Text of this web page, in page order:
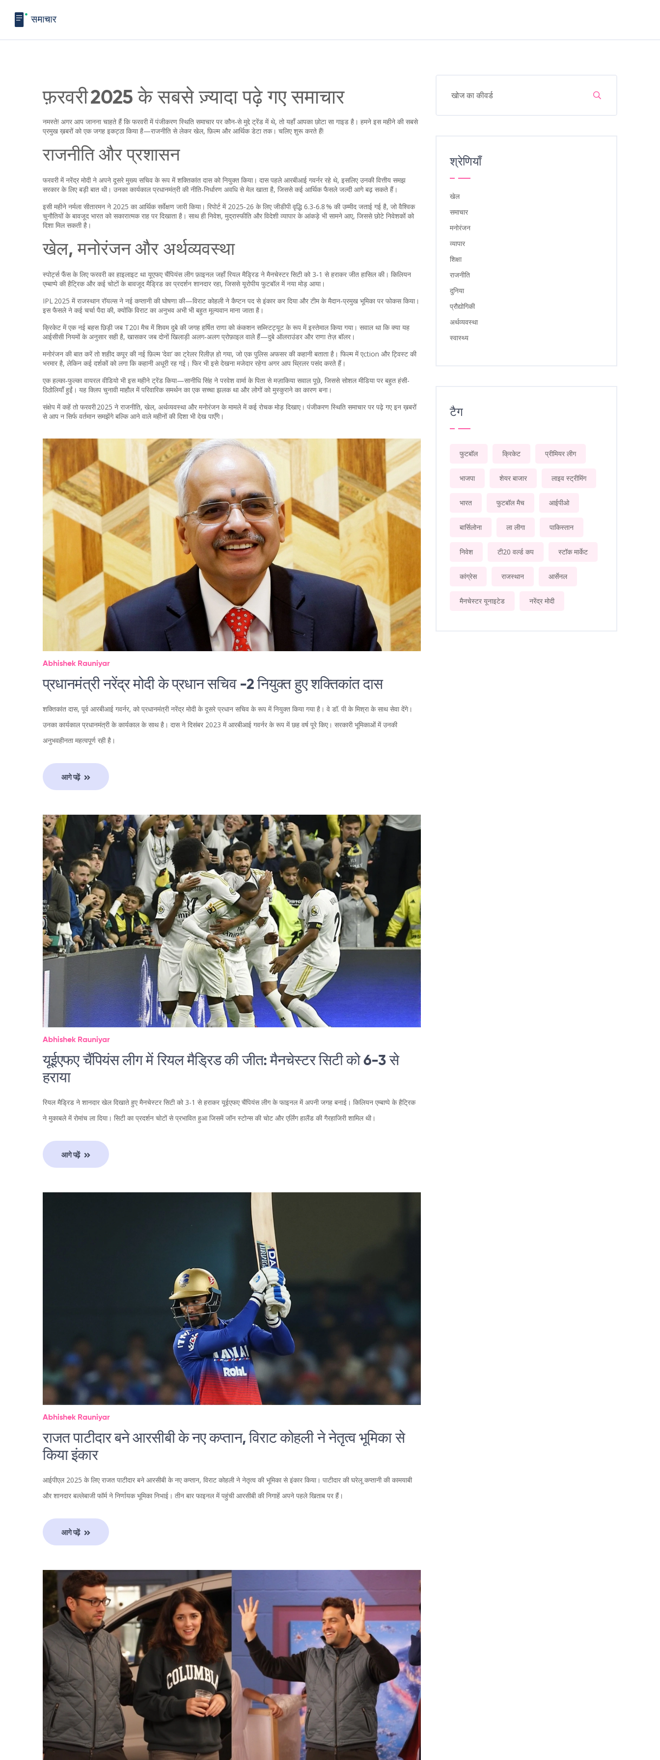
फ़रवरी 2025 के सबसे ज़्यादा पढ़े गए समाचार
नमस्ते! अगर आप जानना चाहते हैं कि फरवरी में पंजीकरण स्थिति समाचार पर कौन‑से मुद्दे ट्रेंड में थे, तो यहाँ आपका छोटा सा गाइड है। हमने इस महीने की सबसे
प्रमुख ख़बरों को एक जगह इकट्ठा किया है—राजनीति से लेकर खेल, फ़िल्म और आर्थिक डेटा तक। चलिए शुरू करते हैं!
राजनीति और प्रशासन
फरवरी में नरेंद्र मोदी ने अपने दूसरे मुख्य सचिव के रूप में शक्तिकांत दास को नियुक्त किया। दास पहले आरबीआई गवर्नर रहे थे, इसलिए उनकी वित्तीय समझ
सरकार के लिए बड़ी बात थी। उनका कार्यकाल प्रधानमंत्री की नीति‑निर्धारण अवधि से मेल खाता है, जिससे कई आर्थिक फैसले जल्दी आगे बढ़ सकते हैं।
इसी महीने नर्मला सीतारमन ने 2025 का आर्थिक सर्वेक्षण जारी किया। रिपोर्ट में 2025‑26 के लिए जीडीपी वृद्धि 6.3‑6.8 % की उम्मीद जताई गई है, जो वैश्विक
चुनौतियों के बावजूद भारत को सकारात्मक राह पर दिखाता है। साथ ही निवेश, मुद्रास्फीति और विदेशी व्यापार के आंकड़े भी सामने आए, जिससे छोटे निवेशकों को
दिशा मिल सकती है।
खेल, मनोरंजन और अर्थव्यवस्था
स्पोर्ट्स फैंस के लिए फरवरी का हाइलाइट था यूएफए चैंपियंस लीग फ़ाइनल जहाँ रियल मैड्रिड ने मैनचेस्टर सिटी को 3‑1 से हराकर जीत हासिल की। किलियन
एम्बाप्पे की हैट्रिक और कई चोटों के बावजूद मैड्रिड का प्रदर्शन शानदार रहा, जिससे यूरोपीय फुटबॉल में नया मोड़ आया।
IPL 2025 में राजस्थान रॉयल्स ने नई कप्तानी की घोषणा की—विराट कोहली ने कैप्टन पद से इंकार कर दिया और टीम के मैदान‑प्रमुख भूमिका पर फोकस किया।
इस फैसले ने कई चर्चा पैदा की, क्योंकि विराट का अनुभव अभी भी बहुत मूल्यवान माना जाता है।
क्रिकेट में एक नई बहस छिड़ी जब T20I मैच में शिवम दुबे की जगह हर्षित राणा को कंकशन सब्स्टिट्यूट के रूप में इस्तेमाल किया गया। सवाल था कि क्या यह
आईसीसी नियमों के अनुसार सही है, खासकर जब दोनों खिलाड़ी अलग‑अलग प्रोफ़ाइल वाले हैं—दुबे ऑलराउंडर और राणा तेज़ बॉलर।
मनोरंजन की बात करें तो शहीद कपूर की नई फ़िल्म ‘देवा’ का ट्रेलर रिलीज़ हो गया, जो एक पुलिस अफसर की कहानी बताता है। फिल्म में एction और ट्विस्ट की
भरमार है, लेकिन कई दर्शकों को लगा कि कहानी अधूरी रह गई। फिर भी इसे देखना मजेदार रहेगा अगर आप थ्रिलर पसंद करते हैं।
एक हल्का‑फुल्का वायरल वीडियो भी इस महीने ट्रेंड किया—सानीधि सिंह ने परवेश वार्मा के पिता से मज़ाकिया सवाल पूछे, जिससे सोशल मीडिया पर बहुत हंसी-
ठिठोलियाँ हुईं। यह क्लिप चुनावी माहौल में परिवारिक समर्थन का एक सच्चा झलक था और लोगों को मुस्कुराने का कारण बना।
संक्षेप में कहें तो फरवरी 2025 ने राजनीति, खेल, अर्थव्यवस्था और मनोरंजन के मामले में कई रोचक मोड़ दिखाए। पंजीकरण स्थिति समाचार पर पढ़े गए इन ख़बरों
से आप न सिर्फ वर्तमान समझेंगे बल्कि आने वाले महीनों की दिशा भी देख पाएँगे।
Abhishek Rauniyar
प्रधानमंत्री नरेंद्र मोदी के प्रधान सचिव -2 नियुक्त हुए शक्तिकांत दास
शक्तिकांत दास, पूर्व आरबीआई गवर्नर, को प्रधानमंत्री नरेंद्र मोदी के दूसरे प्रधान सचिव के रूप में नियुक्त किया गया है। वे डॉ. पी के मिश्रा के साथ सेवा देंगे।
उनका कार्यकाल प्रधानमंत्री के कार्यकाल के साथ है। दास ने दिसंबर 2023 में आरबीआई गवर्नर के रूप में छह वर्ष पूरे किए। सरकारी भूमिकाओं में उनकी
अनुभवहीनता महत्वपूर्ण रही है।
आगे पढ़ें
Abhishek Rauniyar
यूईएफए चैंपियंस लीग में रियल मैड्रिड की जीत: मैनचेस्टर सिटी को 6-3 से
हराया
रियल मैड्रिड ने शानदार खेल दिखाते हुए मैनचेस्टर सिटी को 3-1 से हराकर यूईएफए चैंपियंस लीग के फाइनल में अपनी जगह बनाई। किलियन एम्बाप्पे के हैट्रिक
ने मुकाबले में रोमांच ला दिया। सिटी का प्रदर्शन चोटों से प्रभावित हुआ जिसमें जॉन स्टोन्स की चोट और एर्लिंग हालैंड की गैरहाजिरी शामिल थी।
आगे पढ़ें
Abhishek Rauniyar
राजत पाटीदार बने आरसीबी के नए कप्तान, विराट कोहली ने नेतृत्व भूमिका से
किया इंकार
आईपीएल 2025 के लिए राजत पाटीदार बने आरसीबी के नए कप्तान, विराट कोहली ने नेतृत्व की भूमिका से इंकार किया। पाटीदार की घरेलू कप्तानी की कामयाबी
और शानदार बल्लेबाजी फॉर्म ने निर्णायक भूमिका निभाई। तीन बार फाइनल में पहुंची आरसीबी की निगाहें अपने पहले खिताब पर हैं।
आगे पढ़ें
श्रेणियाँ
खेल
समाचार
मनोरंजन
व्यापार
शिक्षा
राजनीति
दुनिया
प्रौद्योगिकी
अर्थव्यवस्था
स्वास्थ्य
टैग
फुटबॉल क्रिकेट प्रीमियर लीग
भाजपा शेयर बाजार लाइव स्ट्रीमिंग
भारत फुटबॉल मैच आईपीओ
बार्सिलोना ला लीगा पाकिस्तान
निवेश टी20 वर्ल्ड कप स्टॉक मार्केट
कांग्रेस राजस्थान आर्सेनल
मैनचेस्टर यूनाइटेड नरेंद्र मोदी